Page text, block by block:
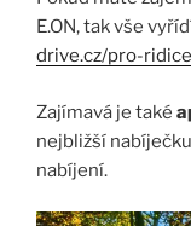
E.ON, tak vše
drive.cz/pro-
Zajímavá je také
nejbližší
nabíjení.